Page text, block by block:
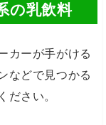
の乳飲料
カーが手がける
などで見つかる
ださい。